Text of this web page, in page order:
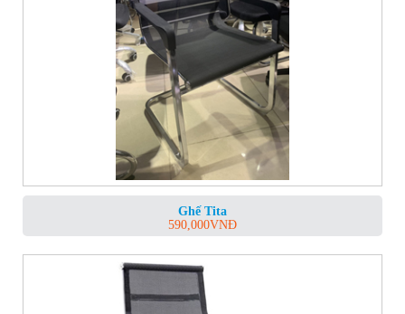
Ghế Tita
590,000VNĐ